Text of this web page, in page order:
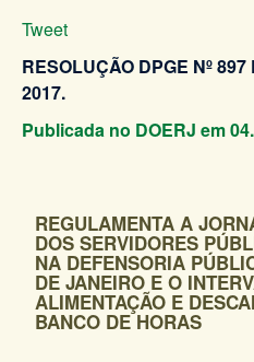
Tweet
RESOLUÇÃO DPGE Nº
2017.
Publicada no DOERJ em
REGULAMENTA A
DOS SERVIDORES
NA DEFENSORIA
DE JANEIRO E O
ALIMENTAÇÃO E
BANCO DE HORAS